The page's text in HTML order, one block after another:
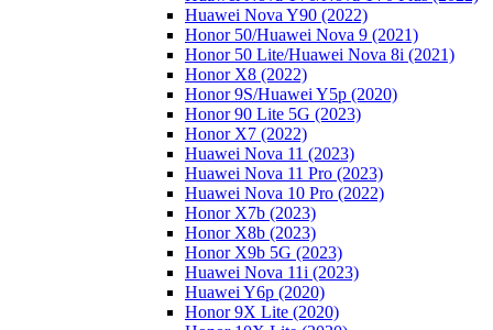
Huawei Nova Y90 (2022)
Honor 50/Huawei Nova 9 (2021)
Honor 50 Lite/Huawei Nova 8i (2021)
Honor X8 (2022)
Honor 9S/Huawei Y5p (2020)
Honor 90 Lite 5G (2023)
Honor X7 (2022)
Huawei Nova 11 (2023)
Huawei Nova 11 Pro (2023)
Huawei Nova 10 Pro (2022)
Honor X7b (2023)
Honor X8b (2023)
Honor X9b 5G (2023)
Huawei Nova 11i (2023)
Huawei Y6p (2020)
Honor 9X Lite (2020)